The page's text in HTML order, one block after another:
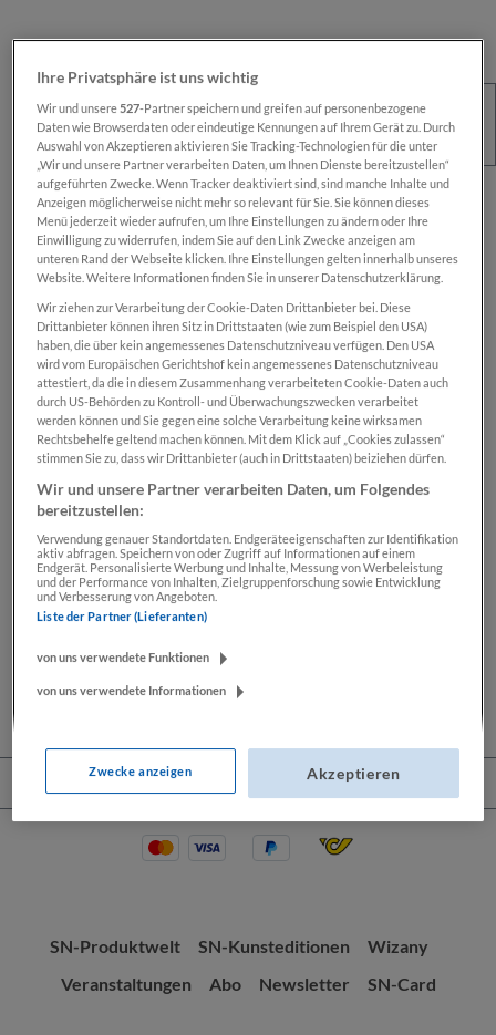
Regulärer Preis:
€ 100,00
Preise inkl. MwSt. zzgl. Versandkosten
Sofort verfügbar, Lieferzeit: 1-2 Wochen
Das Produkt is nur für registrierteSN-Card-
Inhaber:innen verfügbar.
Zum Merkzettel hinzufügen
Beschreibung
Lassen Sie sich Ihre Wochenendkarikatur von Thomas
Thomas Wizany exklusiv…Mehr
Service-Hotline
SN-Produktwelt SN-Kunsteditionen
Wizany
Veranstaltungen
Abo Newsletter SN-Card
Ihre Privatsphäre ist uns wichtig
Wir und unsere527-Partner speichern und greifen auf personenbezogene
Daten wie Browserdaten oder eindeutige Kennungen auf Ihrem Gerät zu. Durch
Auswahl von Akzeptieren aktivieren Sie Tracking-Technologien für die unter
„Wir und unsere Partner verarbeiten Daten, um Ihnen Dienste bereitzustellen“
aufgeführten Zwecke. Wenn Tracker deaktiviert sind, sind manche Inhalte und
Anzeigen möglicherweise nicht mehr so relevant für Sie. Sie können dieses
Menü jederzeit wieder aufrufen, um Ihre Einstellungen zu ändern oder Ihre
Einwilligung zu widerrufen, indem Sie auf den Link Zwecke anzeigen am
unteren Rand der Webseite klicken. Ihre Einstellungen gelten innerhalb unseres
Website. Weitere Informationen finden Sie in unserer Datenschutzerklärung.
Wir ziehen zur Verarbeitung der Cookie-Daten Drittanbieter bei. Diese
Drittanbieter können ihren Sitz in Drittstaaten (wie zum Beispiel den USA)
haben, die über kein angemessenes Datenschutzniveau verfügen. Den USA
wird vom Europäischen Gerichtshof kein angemessenes Datenschutzniveau
attestiert, da die in diesem Zusammenhang verarbeiteten Cookie-Daten auch
durch US-Behörden zu Kontroll- und Überwachungszwecken verarbeitet
werden können und Sie gegen eine solche Verarbeitung keine wirksamen
Rechtsbehelfe geltend machen können. Mit dem Klick auf „Cookies zulassen“
stimmen Sie zu, dass wir Drittanbieter (auch in Drittstaaten) beiziehen dürfen.
Wir und unsere Partner verarbeiten Daten, um Folgendes
bereitzustellen:
Verwendung genauer Standortdaten. Endgeräteeigenschaften zur Identifikation
aktiv abfragen. Speichern von oder Zugriff auf Informationen auf einem
Endgerät. Personalisierte Werbung und Inhalte, Messung von Werbeleistung
und der Performance von Inhalten, Zielgruppenforschung sowie Entwicklung
und Verbesserung von Angeboten.
Liste der Partner (Lieferanten)
von uns verwendete Funktionen
von uns verwendete Informationen
Zwecke anzeigen Akzeptieren